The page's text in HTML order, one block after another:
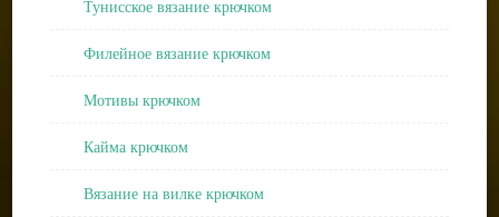
Тунисское вязание крючком
Филейное вязание крючком
Мотивы крючком
Кайма крючком
Вязание на вилке крючком